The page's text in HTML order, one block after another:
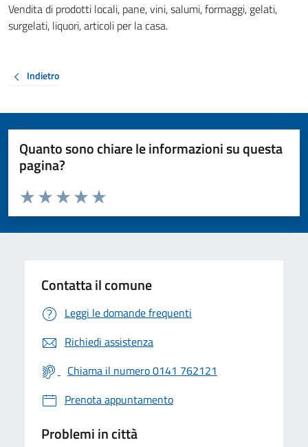
Vendita di prodotti locali, pane, vini, salumi, formaggi, gelati,
surgelati, liquori, articoli per la casa.
Indietro
Quanto sono chiare le informazioni su questa
pagina?
Valuta da 1 a 5 stelle la pagina
Valuta 5 stelle su 5
Valuta 4 stelle su 5
Valuta 3 stelle su 5
Valuta 2 stelle su 5
Valuta 1 stelle su 5
Contatta il comune
Leggi le domande frequenti
Richiedi assistenza
Chiama il numero 0141 762121
Prenota appuntamento
Problemi in città